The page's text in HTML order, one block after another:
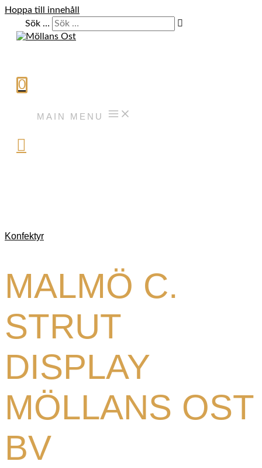
Hoppa till innehåll
Sök …
0
MAIN MENU
Konfektyr
MALMÖ C.
STRUT
DISPLAY
MÖLLANS OST
BV